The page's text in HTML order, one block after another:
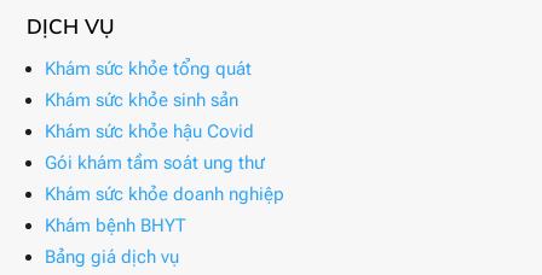
DỊCH VỤ
Khám sức khỏe tổng quát
Khám sức khỏe sinh sản
Khám sức khỏe hậu Covid
Gói khám tầm soát ung thư
Khám sức khỏe doanh nghiệp
Khám bệnh BHYT
Bảng giá dịch vụ